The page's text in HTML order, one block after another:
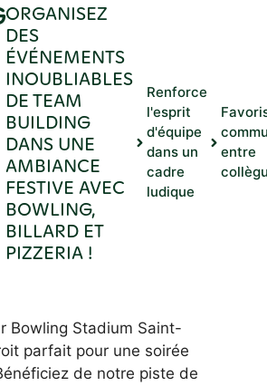
ORGANISEZ
DES
ÉVÉNEMENTS
INOUBLIABLES
DE TEAM
BUILDING
DANS UNE
AMBIANCE
FESTIVE AVEC
BOWLING,
BILLARD ET
PIZZERIA !
Renforce
l'esprit
d'équipe
dans un
cadre
ludique
entre
Bowling Stadium Saint-
parfait pour une soirée
de notre piste de